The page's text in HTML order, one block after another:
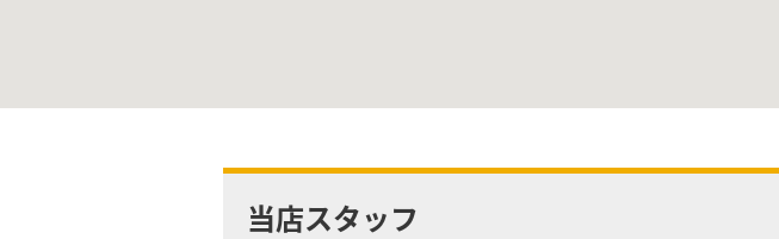
当店スタッフ